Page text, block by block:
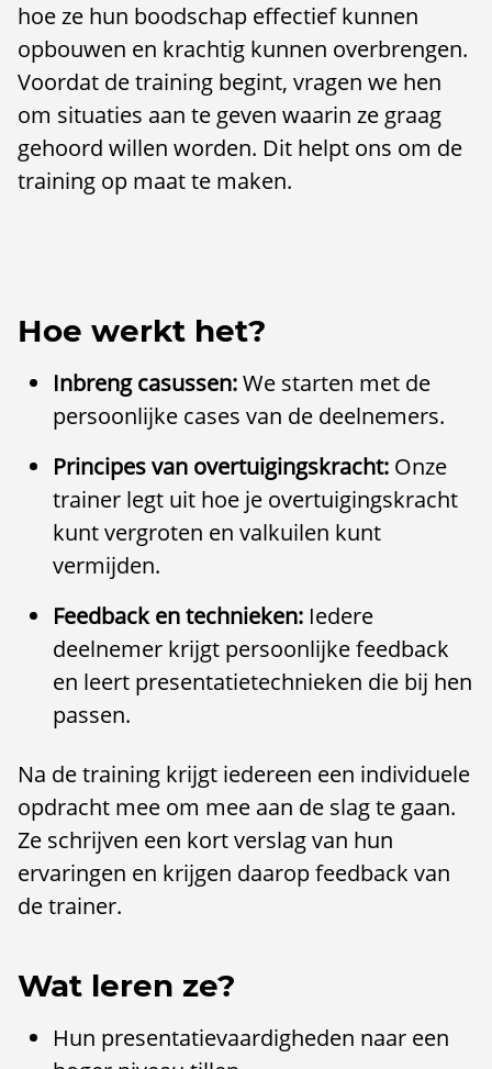
hoe ze hun boodschap effectief kunnen
opbouwen en krachtig kunnen overbrengen.
Voordat de training begint, vragen we hen
om situaties aan te geven waarin ze graag
gehoord willen worden. Dit helpt ons om de
training op maat te maken.
Hoe werkt het?
Inbreng casussen:We starten met de
persoonlijke cases van de deelnemers.
Principes van overtuigingskracht: Onze
trainer legt uit hoe je overtuigingskracht
kunt vergroten en valkuilen kunt
vermijden.
Feedback en technieken: Iedere
deelnemer krijgt persoonlijke feedback
en leert presentatietechnieken die bij hen
passen.
Na de training krijgt iedereen een individuele
opdracht mee om mee aan de slag te gaan.
Ze schrijven een kort verslag van hun
ervaringen en krijgen daarop feedback van
de trainer.
Wat leren ze?
Hun presentatievaardigheden naar een